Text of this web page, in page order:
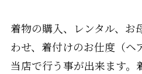
着物の購入、レンタル、お
わせ、着付けのお仕度（ヘ
当店で行う事が出来ます。